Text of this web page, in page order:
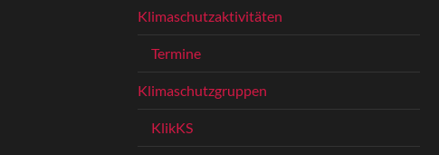
Klimaschutzaktivitäten
Termine
Klimaschutzgruppen
KlikKS